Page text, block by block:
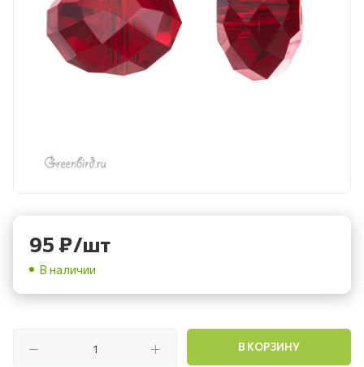
95₽/шт
В наличии
В КОРЗИНУ